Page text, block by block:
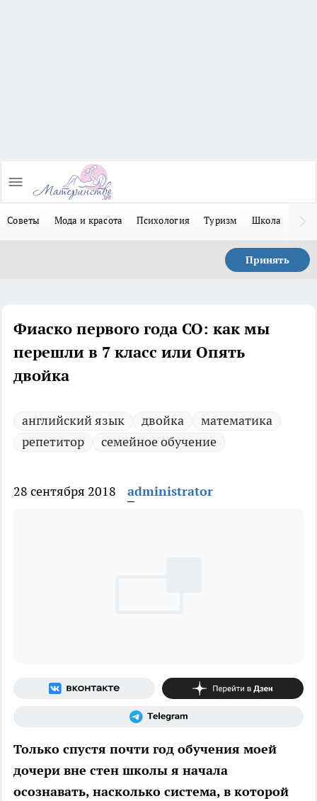
Советы Мода и красота Психология Туризм Школа
Принять
Фиаско первого года СО: как мы
перешли в 7 класс или Опять
двойка
английский язык двойка
математика
репетитор
семейное обучение
28 сентября 2018 administrator
Только спустя почти год обучения моей
дочери вне стен школы я начала
осознавать, насколько система, в которой